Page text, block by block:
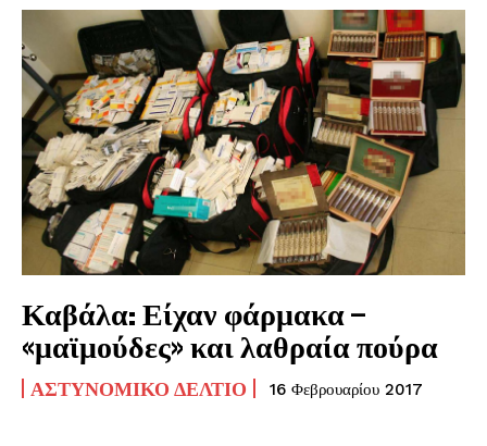
Καβάλα: Είχαν φάρμακα –
«μαϊμούδες» και λαθραία πούρα
ΑΣΤΥΝΟΜΙΚΌ ΔΕΛΤΊΟ 16 Φεβρουαρίου 2017